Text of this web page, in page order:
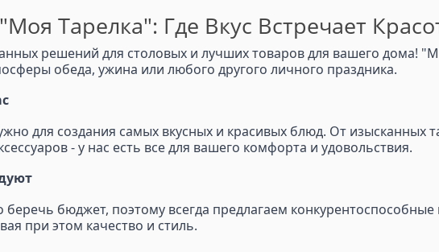
Тарелка": Где Вкус Встречает
решений для столовых и лучших товаров для вашего дома!
обеда, ужина или любого другого личного праздника.
для создания самых вкусных и красивых блюд. От изысканных
- у нас есть все для вашего комфорта и удовольствия.
бюджет, поэтому всегда предлагаем
при этом качество и стиль.